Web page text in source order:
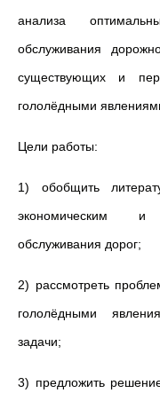
анализа
обслуживания
существующих и
гололёдными
Цели работы:
1) обобщить
экономическим и
обслуживания дорог;
2) рассмотреть
гололёдными
задачи;
3) предложить